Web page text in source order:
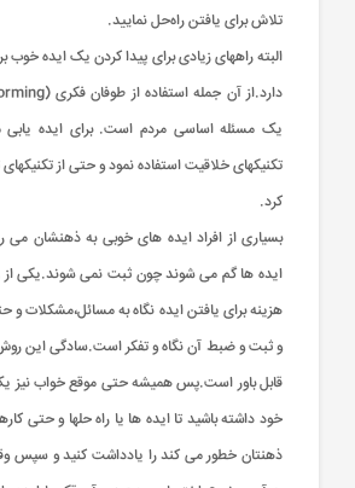
تلاش برای یافتن راه‌حل نمایید.
البته راههای زیادی برای پیدا کردن یک ایده
یک مسئله اساسی مردم است. برای ایده یابی
کرد.
بسیاری از افراد ایده های خوبی به ذهنشان می
ایده ها گم می شوند چون ثبت نمی شوند.یکی از
هزینه برای یافتن ایده نگاه به مسائل،مشکلات و
و ثبت و ضبط آن نگاه و تفکر است.سادگی این روش
قابل باور است.پس همیشه حتی موقع خواب نیز یک
خود داشته باشید تا ایده ها یا راه حلها و حتی
ذهنتان خطور می کند را یادداشت کنید و سپس